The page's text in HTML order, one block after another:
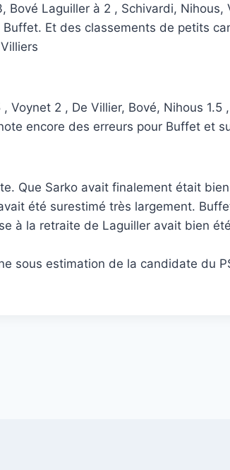
Laguiller à 2 , Schivardi,
Et des classements de petits
Voynet 2 , De Villier, Bové, Nihous 1.5
encore des erreurs pour Buffet et
Que Sarko avait finalement était
été surestimé très largement.
à la retraite de Laguiller avait bien
sous estimation de la candidate du